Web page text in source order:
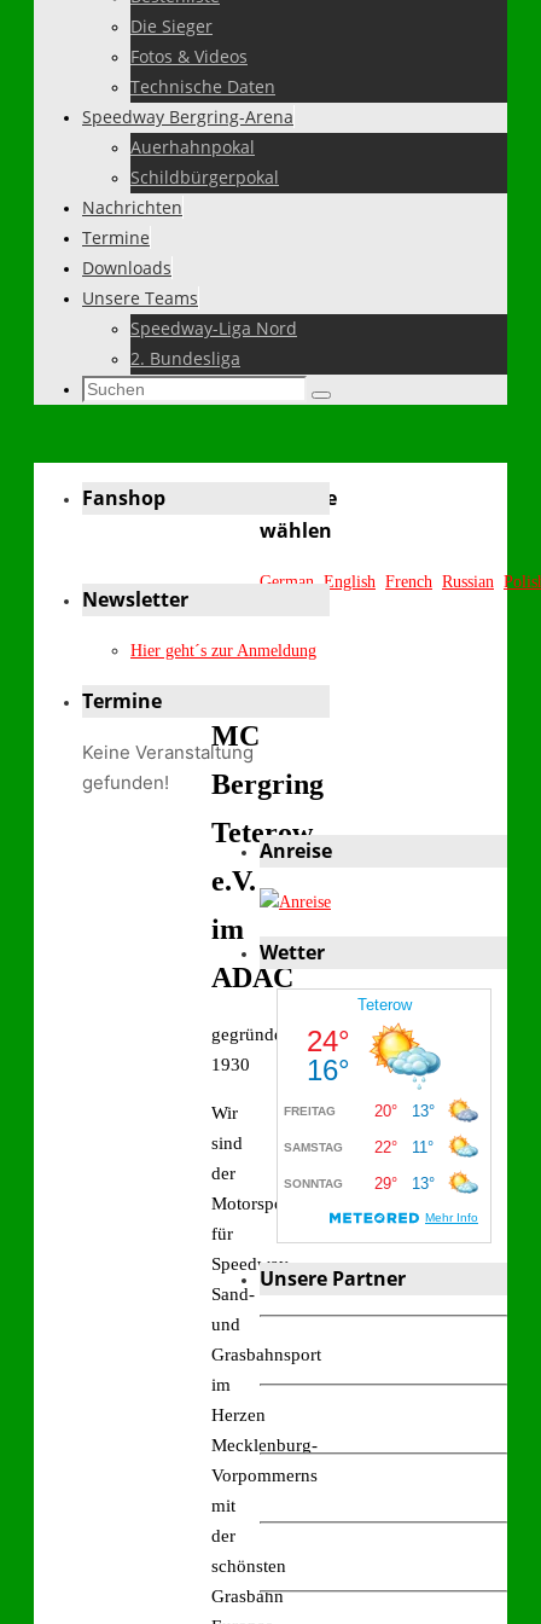
Die Sieger
Fotos & Videos
Technische Daten
Speedway Bergring-Arena
Auerhahnpokal
Schildbürgerpokal
Nachrichten
Termine
Downloads
Unsere Teams
Speedway-Liga Nord
2. Bundesliga
Suchen
Suchen
Sprache
wählen
German English French Russian
MC
Bergring
Teterow
e.V.
im
ADAC
gegründet
1930
Wir
sind
der
Motorsportverein
für
Speedway-,
Sand-
und
Grasbahnsport
im
Herzen
Mecklenburg-
Vorpommerns
mit
der
schönsten
Grasbahn
Fanshop
Newsletter
Hier geht´s zur Anmeldung
Termine
Keine Veranstaltung
gefunden!
Anreise
Wetter
Unsere Partner